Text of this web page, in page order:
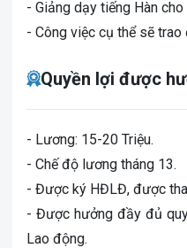
- Giảng dạy tiếng Hàn
- Công việc cụ thể sẽ
Quyền lợi được
- Lương: 15-20 Triệu.
- Chế độ lương tháng 13.
- Được ký HĐLĐ, được
- Được hưởng đầy đủ
Lao động.